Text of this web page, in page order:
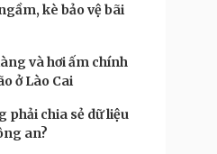
kè bảo vệ bãi
và hơi ấm chính
ở Lào Cai
phải chia sẻ dữ liệu
an?